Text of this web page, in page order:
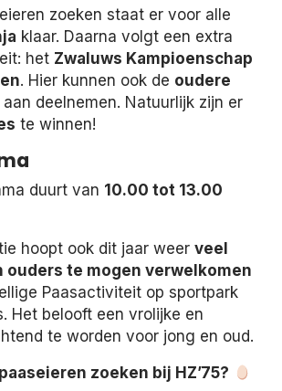
zoeken staat er voor alle
klaar. Daarna volgt een extra
het Zwaluws Kampioenschap
. Hier kunnen ook de oudere
aan deelnemen. Natuurlijk zijn er
te winnen!
duurt van 10.00 tot 13.00
hoopt ook dit jaar weer veel
ouders te mogen verwelkomen
Paasactiviteit op sportpark
Het belooft een vrolijke en
te worden voor jong en oud.
zoeken bij HZ’75?